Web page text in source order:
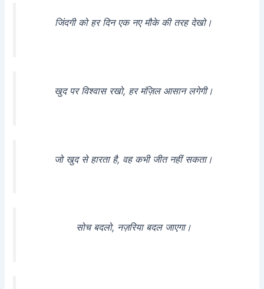
जिंदगी को हर दिन एक नए मौके की तरह देखो।
खुद पर विश्वास रखो, हर मंज़िल आसान लगेगी।
जो खुद से हारता है, वह कभी जीत नहीं सकता।
सोच बदलो, नज़रिया बदल जाएगा।